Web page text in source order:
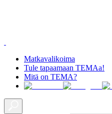
Matkavalikoima
Tule tapaamaan TEMAa!
Mitä on TEMA?